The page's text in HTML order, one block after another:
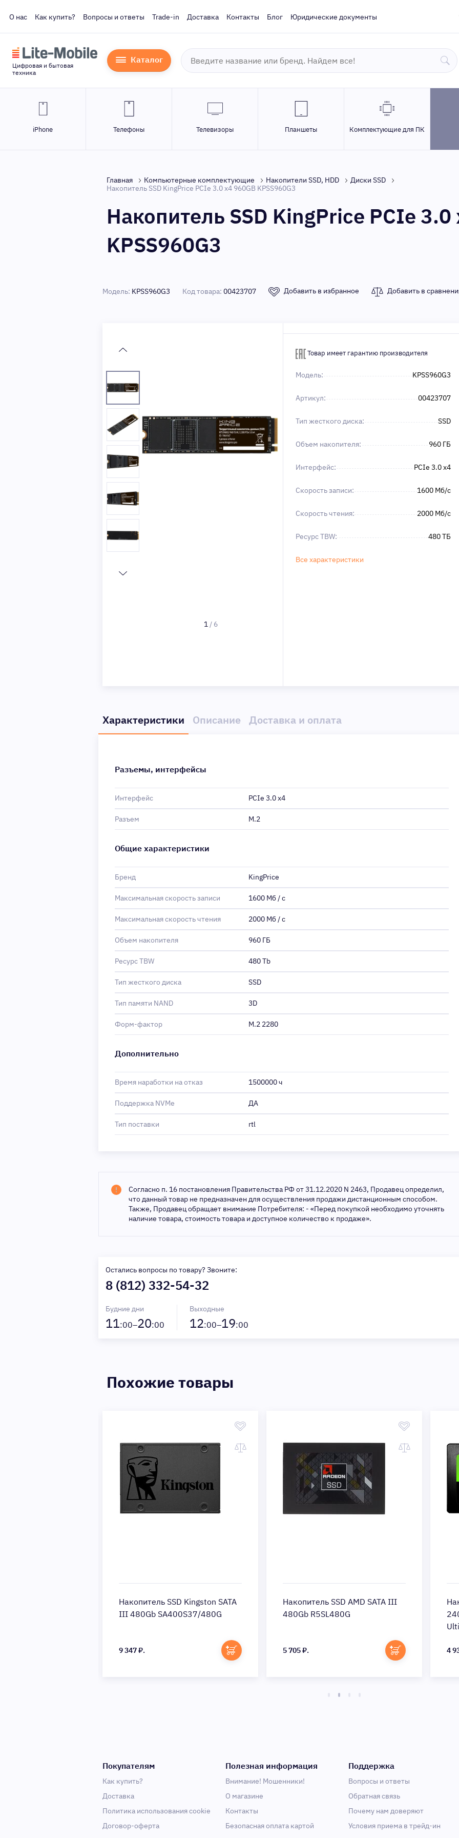
О нас Как купить? Вопросы и ответы Trade-in Доставка Контакты Блог Юридические документы
Цифровая и бытовая
техника
Каталог
iPhone Телефоны Телевизоры Планшеты Комплектующие для ПК
Главная Компьютерные комплектующие Накопители SSD, HDD
Диски SSD
Накопитель SSD KingPrice PCIe 3.0 x4 960GB KPSS960G3
Накопитель SSD KingPrice PCIe 3.0
KPSS960G3
Модель: KPSS960G3 Код товара: 00423707 Добавить в избранное Добавить в
1/ 6
Товар имеет гарантию производителя
Модель: KPSS960G3
Артикул: 00423707
Тип жесткого диска: SSD
Объем накопителя: 960 ГБ
Интерфейс: PCIe 3.0 x4
Скорость записи: 1600 Мб/с
Скорость чтения: 2000 Мб/с
Ресурс TBW: 480 ТБ
Все характеристики
Характеристики Описание Доставка и оплата
Разъемы, интерфейсы
Интерфейс PCIe 3.0 x4
Разъем M.2
Общие характеристики
Бренд KingPrice
Максимальная скорость записи 1600 Мб / с
Максимальная скорость чтения 2000 Мб / с
Объем накопителя 960 ГБ
Ресурс TBW 480 Tb
Тип жесткого диска SSD
Тип памяти NAND 3D
Форм-фактор M.2 2280
Дополнительно
Время наработки на отказ 1500000 ч
Поддержка NVMe ДА
Тип поставки rtl
Согласно п. 16 постановления Правительства РФ от 31.12.2020 N 2463, Продавец определил,
что данный товар не предназначен для осуществления продажи дистанционным способом.
Также, Продавец обращает внимание Потребителя: - «Перед покупкой необходимо уточнять
наличие товара, стоимость товара и доступное количество к продаже».
Остались вопросы по товару? Звоните:
8 (812) 332-54-32
Будние дни
11:00–20:00
Выходные
12:00–19:00
Похожие товары
Накопитель SSD Kingston SATA
III 480Gb SA400S37/480G
9 347 ₽.
Накопитель SSD AMD SATA III
480Gb R5SL480G
5 705 ₽. 4
Покупателям
Как купить?
Доставка
Политика использования cookie
Договор-оферта
Полезная информация
Внимание! Мошенники!
О магазине
Контакты
Безопасная оплата картой
Поддержка
Вопросы и ответы
Обратная связь
Почему нам доверяют
Условия приема в трейд-ин